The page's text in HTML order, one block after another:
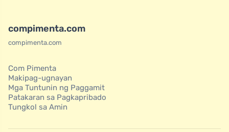
compimenta.com
compimenta.com
Com Pimenta
Makipag-ugnayan
Mga Tuntunin ng Paggamit
Patakaran sa Pagkapribado
Tungkol sa Amin